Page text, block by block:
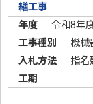
繕工事
令和8年
機械
指名